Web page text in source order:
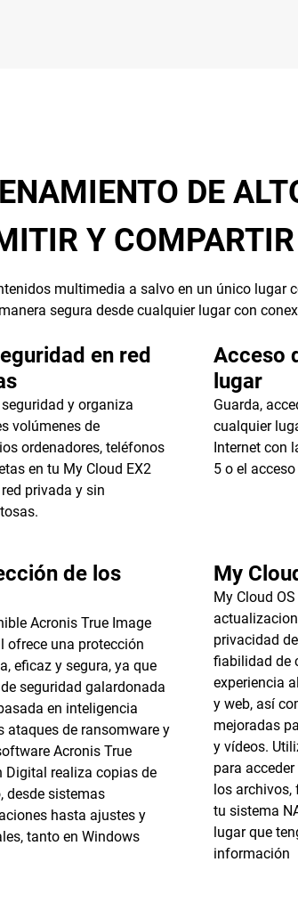
DE
Y
multimedia a salvo en un único lugar
segura desde cualquier lugar con
en red
y organiza
volúmenes de
ordenadores, teléfonos
en tu My Cloud EX2
privada y sin
Acceso
lugar
Guarda,
cualquier
Internet con
5 o el
de los
Acronis True Image
ofrece una protección
eficaz y segura, ya que
seguridad galardonada
en inteligencia
ataques de ransomware y
Acronis True
Digital realiza copias de
desde sistemas
hasta ajustes y
tanto en Windows
My
My Cloud
privacidad
fiabilidad de
experiencia
y web, así
mejoradas
y vídeos.
para
los archivos,
tu sistema
lugar que
información